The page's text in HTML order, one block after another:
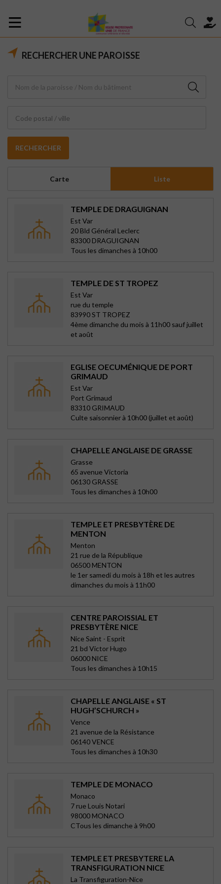
RECHERCHER UNE PAROISSE
Code postal / ville
RECHERCHER
Carte Liste
TEMPLE DE DRAGUIGNAN
Est Var
20 Bld Général Leclerc
83300 DRAGUIGNAN
Tous les dimanches à 10h00
TEMPLE DE ST TROPEZ
Est Var
rue du temple
83990 ST TROPEZ
4ème dimanche du mois à 11h00 sauf juillet
et août
EGLISE OECUMÉNIQUE DE PORT
GRIMAUD
Est Var
Port Grimaud
83310 GRIMAUD
Culte saisonnier à 10h00 (juillet et août)
CHAPELLE ANGLAISE DE GRASSE
Grasse
65 avenue Victoria
06130 GRASSE
Tous les dimanches à 10h00
TEMPLE ET PRESBYTÈRE DE
MENTON
Menton
21 rue de la République
06500 MENTON
le 1er samedi du mois à 18h et les autres
dimanches du mois à 11h00
CENTRE PAROISSIAL ET
PRESBYTÈRE NICE
Nice Saint - Esprit
21 bd Victor Hugo
06000 NICE
Tous les dimanches à 10h15
CHAPELLE ANGLAISE « ST
HUGH’SCHURCH »
Vence
21 avenue de la Résistance
06140 VENCE
Tous les dimanches à 10h30
TEMPLE DE MONACO
Monaco
7 rue Louis Notari
98000 MONACO
CTous les dimanche à 9h00
TEMPLE ET PRESBYTERE LA
TRANSFIGURATION NICE
La Transfiguration-Nice